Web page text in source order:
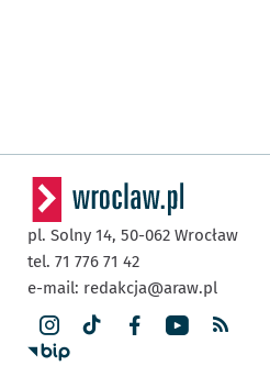
pl. Solny 14, 50-062 Wrocław
tel. 71 776 71 42
e-mail: redakcja@araw.pl